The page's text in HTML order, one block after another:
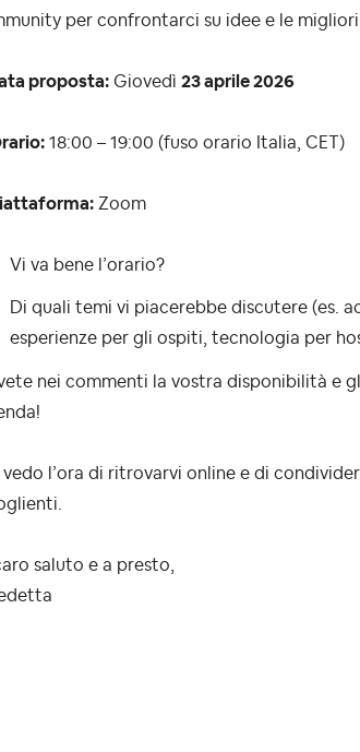
per confrontarci su idee e le
proposta: Giovedì 23 aprile 2026
18:00 – 19:00 (fuso orario Italia, CET)
Zoom
Vi va bene l’orario?
Di quali temi vi piacerebbe discutere (es.
esperienze per gli ospiti, tecnologia per
nei commenti la vostra disponibilità e
vedo l’ora di ritrovarvi online e di
saluto e a presto,